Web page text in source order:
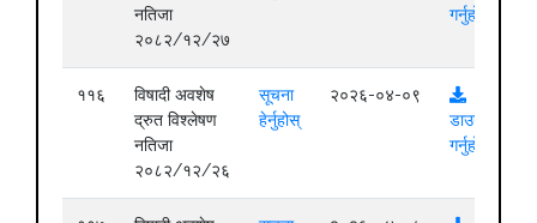
नतिजा
२०८२/१२/२७
गर्नुहोस्
११६
विषादी अवशेष
द्रुत विश्लेषण
नतिजा
२०८२/१२/२६
सूचना
हेर्नुहोस्
२०२६-०४-०९
डाउनलोड
गर्नुहोस्